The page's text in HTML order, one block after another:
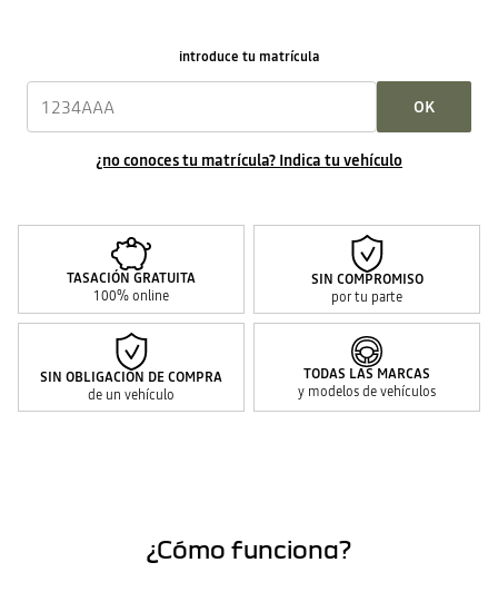
introduce tu matrícula
OK
¿no conoces tu matrícula? Indica tu vehículo
TASACIÓN GRATUITA
100% online
SIN COMPROMISO
por tu parte
SIN OBLIGACIÓN DE COMPRA
de un vehículo
TODAS LAS MARCAS
y modelos de vehículos
¿Cómo funciona?